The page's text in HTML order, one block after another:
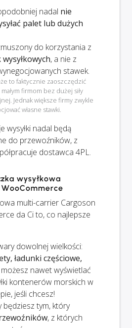
nadal nie
palet lub dużych
do korzystania z
, a nie z
stawek.
to faktycznie zaoszczędzić
firmom bez dużej siły
Jednak większe firmy zwykle
własne stawki.
wysyłki nadal będą
do przewoźników, z
dostawca 4PL.
wysyłkowa
multi-carrier Cargoson
da Ci to, co najlepsze
dowolnej wielkości:
ładunki częściowe,
możesz nawet wyświetlać
kontenerów morskich w
jeśli chcesz!
będziesz tym, który
, z których